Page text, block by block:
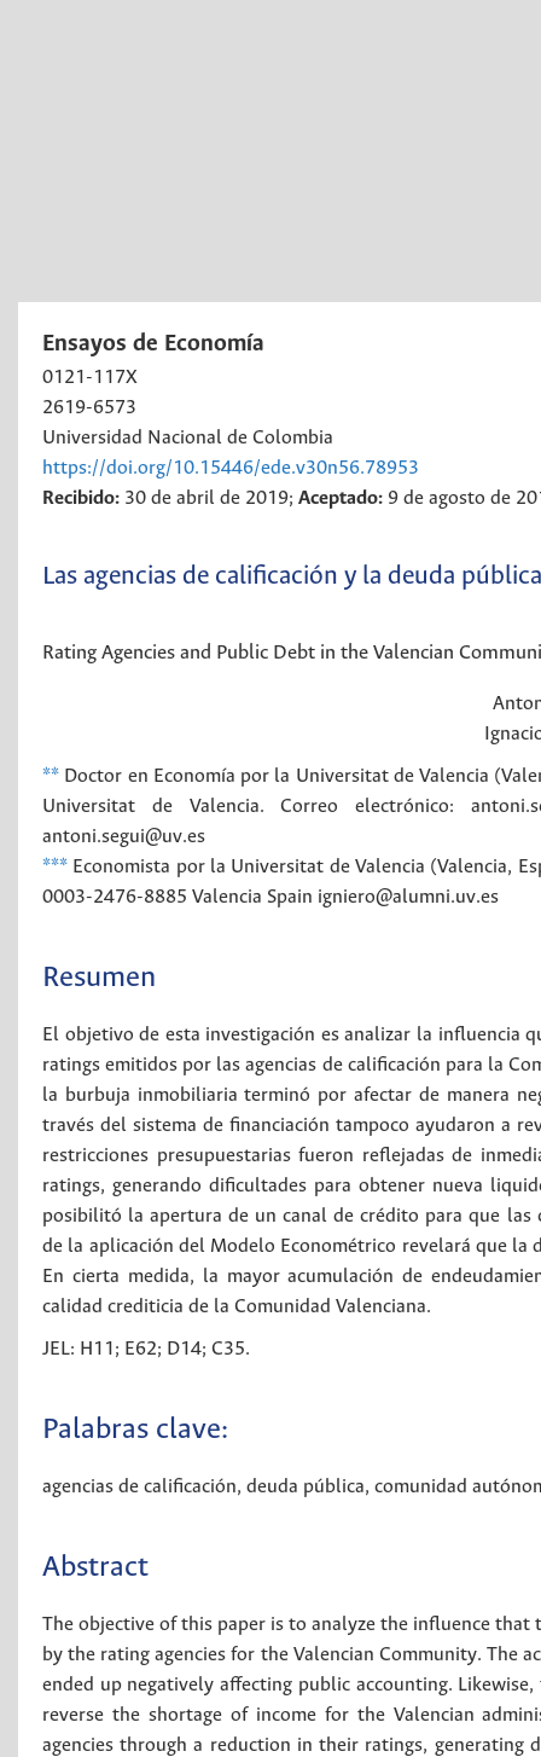
Ensayos de Economía
0121-117X
2619-6573
Universidad Nacional de Colombia
https://doi.org/10.15446/ede.v30n56.78953
Recibido: 30 de abril de 2019; Aceptado: 9 de agosto de
Las agencias de calificación y la deuda
Rating Agencies and Public Debt in the Valencian
** Doctor en Economía por la Universitat de Valencia
Universitat de Valencia. Correo electrónico:
antoni.segui@uv.es
*** Economista por la Universitat de Valencia (Valencia,
0003-2476-8885 Valencia Spain igniero@alumni.uv.es
Resumen
El objetivo de esta investigación es analizar la influencia
ratings emitidos por las agencias de calificación para la
la burbuja inmobiliaria terminó por afectar de manera
través del sistema de financiación tampoco ayudaron a
restricciones presupuestarias fueron reflejadas de
ratings, generando dificultades para obtener nueva
posibilitó la apertura de un canal de crédito para que las
de la aplicación del Modelo Econométrico revelará que la
En cierta medida, la mayor acumulación de
calidad crediticia de la Comunidad Valenciana.
JEL: H11; E62; D14; C35.
Palabras clave:
agencias de calificación, deuda pública, comunidad
Abstract
The objective of this paper is to analyze the influence
by the rating agencies for the Valencian Community.
ended up negatively affecting public accounting.
reverse the shortage of income for the Valencian
agencies through a reduction in their ratings,